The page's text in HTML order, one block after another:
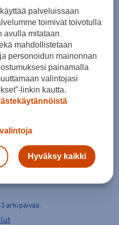
arkipäivää.
palveluissaan
toimivat toivotulla
avulla mitataan
mahdollistetaan
personoidun mainonnan
painamalla
valintojasi
linkin kautta.
Hyväksy kaikki